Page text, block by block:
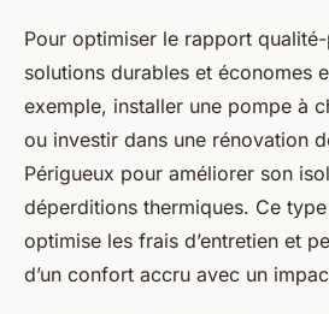
Pour optimiser le rapport
solutions durables et économes
exemple, installer une pompe à
ou investir dans une rénovation
Périgueux pour améliorer son
déperditions thermiques. Ce
optimise les frais d’entretien et
d’un confort accru avec un